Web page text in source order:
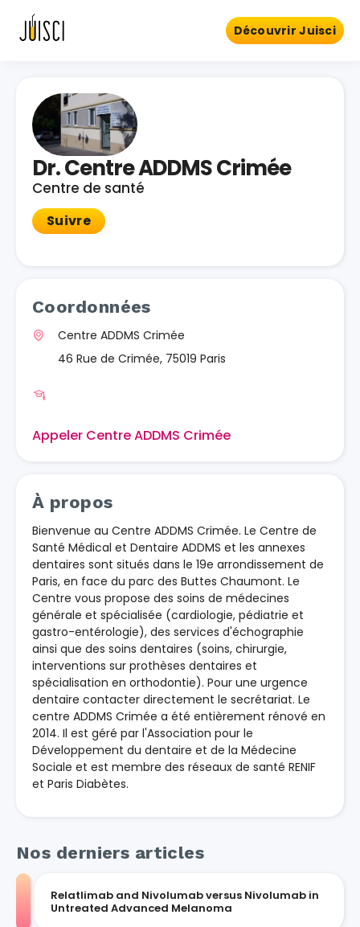
Découvrir Juisci
Dr. Centre ADDMS Crimée
Centre de santé
Suivre
Coordonnées
Centre ADDMS Crimée
46 Rue de Crimée, 75019 Paris
Appeler Centre ADDMS Crimée
À propos
Bienvenue au Centre ADDMS Crimée. Le Centre de
Santé Médical et Dentaire ADDMS et les annexes
dentaires sont situés dans le 19e arrondissement de
Paris, en face du parc des Buttes Chaumont. Le
Centre vous propose des soins de médecines
générale et spécialisée (cardiologie, pédiatrie et
gastro-entérologie), des services d'échographie
ainsi que des soins dentaires (soins, chirurgie,
interventions sur prothèses dentaires et
spécialisation en orthodontie). Pour une urgence
dentaire contacter directement le secrétariat. Le
centre ADDMS Crimée a été entièrement rénové en
2014. Il est géré par l'Association pour le
Développement du dentaire et de la Médecine
Sociale et est membre des réseaux de santé RENIF
et Paris Diabètes.
Nos derniers articles
Relatlimab and Nivolumab versus Nivolumab in
Untreated Advanced Melanoma